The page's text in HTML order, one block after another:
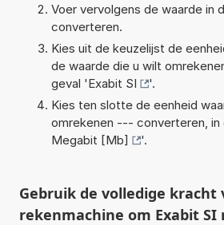
Voer vervolgens de waarde in
converteren.
Kies uit de keuzelijst de
de waarde die u wilt
geval 'Exabit SI
'.
Kies ten slotte de eenheid
omrekenen --- converteren, in
Megabit [Mb]
'.
Gebruik de volledige kracht
rekenmachine om Exabit SI